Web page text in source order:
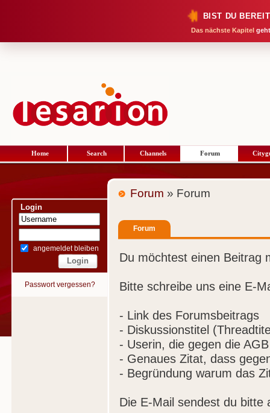
BIST DU
Das nächste Kapitel
Home Search Channels Forum
Login
angemeldet bleiben
Passwort vergessen?
Forum » Forum
Forum
Du möchtest einen Beitrag
Bitte schreibe uns eine E-
- Link des Forumsbeitrags
- Diskussionstitel
- Userin, die gegen die
- Genaues Zitat, dass
- Begründung warum das
Die E-Mail sendest du bitte